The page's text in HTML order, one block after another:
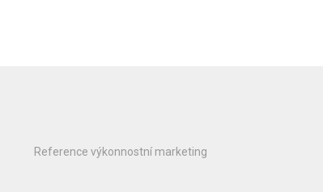
Reference výkonnostní marketing